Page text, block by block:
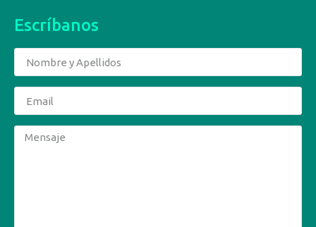
Escríbanos